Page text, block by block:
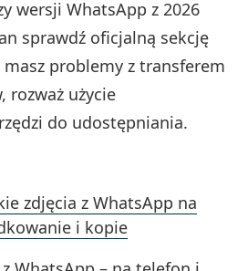
wersji WhatsApp z 2026
sprawdź oficjalną sekcję
masz problemy z transferem
rozważ użycie
do udostępniania.
zdjęcia z WhatsApp na
i kopie